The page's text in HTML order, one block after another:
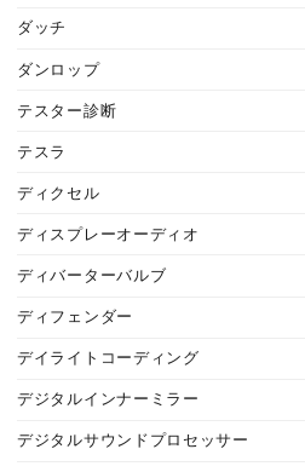
ダッチ
ダンロップ
テスター診断
テスラ
ディクセル
ディスプレーオーディオ
ディバーターバルブ
ディフェンダー
デイライトコーディング
デジタルインナーミラー
デジタルサウンドプロセッサー